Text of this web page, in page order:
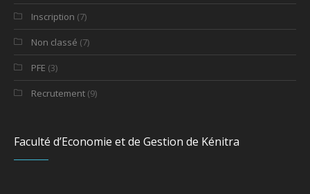
Inscription (7)
Non classé (7)
PFE (3)
Recrutement (9)
Faculté d’Economie et de Gestion de Kénitra